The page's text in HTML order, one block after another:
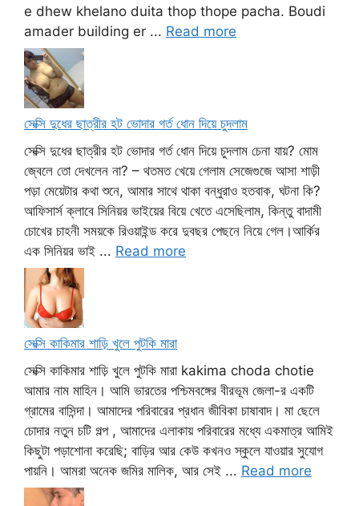
e dhew khelano duita thop thope pacha. Boudi
amader building er ... Read more
সেক্সি দুধের ছাত্রীর হট ভোদার গর্ত ধোন দিয়ে চুদলাম
সেক্সি দুধের ছাত্রীর হট ভোদার গর্ত ধোন দিয়ে চুদলাম চেনা যায়? মোম
জ্বেলে তো দেখলেন না? – থতমত খেয়ে গেলাম সেজেগুজে আসা শাড়ী
পড়া মেয়েটার কথা শুনে, আমার সাথে থাকা বন্ধুরাও হতবাক, ঘটনা কি?
আফিসার্স ক্লাবে সিনিয়র ভাইয়ের বিয়ে খেতে এসেছিলাম, কিন্তু বাদামী
চোখের চাহনী সময়কে রিওয়াইন্ড করে দুবছর পেছনে নিয়ে গেল।আর্কির
এক সিনিয়র ভাই ... Read more
সেক্সি কাকিমার শাড়ি খুলে পুটকি মারা
সেক্সি কাকিমার শাড়ি খুলে পুটকি মারা kakima choda chotie
আমার নাম মাহিন। আমি ভারতের পশ্চিমবঙ্গের বীরভূম জেলা-র একটি
গ্রামের বাসিন্দা। আমাদের পরিবারের প্রধান জীবিকা চাষাবাদ। মা ছেলে
চোদার নতুন চটি গল্প , আমাদের এলাকায় পরিবারের মধ্যে একমাত্র আমিই
কিছুটা পড়াশোনা করেছি; বাড়ির আর কেউ কখনও স্কুলে যাওয়ার সুযোগ
পায়নি। আমরা অনেক জমির মালিক, আর সেই ... Read more